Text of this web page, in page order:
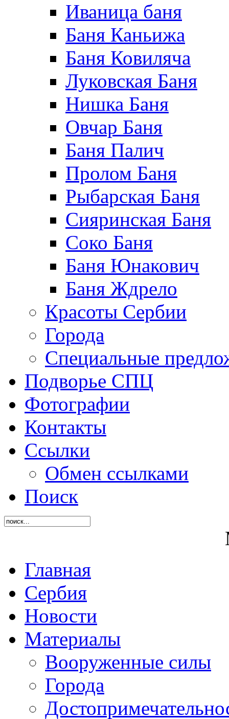
Иваница баня
Баня Каньижа
Баня Ковиляча
Луковская Баня
Нишка Баня
Овчар Баня
Баня Палич
Пролом Баня
Рыбарская Баня
Сияринская Баня
Соко Баня
Баня Юнакович
Баня Ждрело
Красоты Сербии
Города
Специальные
Подворье СПЦ
Фотографии
Контакты
Ссылки
Обмен ссылками
Поиск
Главная
Сербия
Новости
Материалы
Вооруженные силы
Города